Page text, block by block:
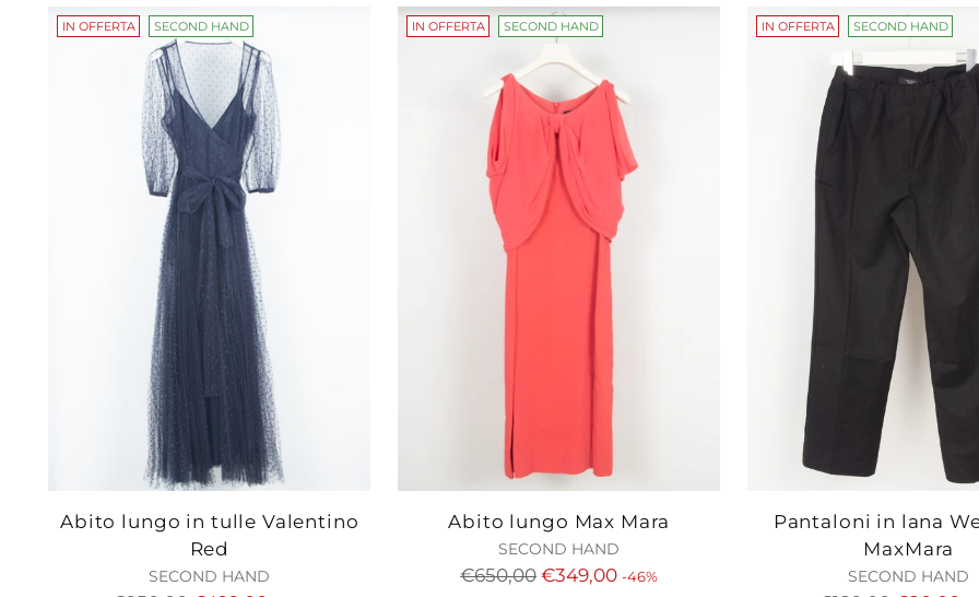
IN OFFERTA SECOND HAND
Abito lungo in tulle Valentino
Red
SECOND HAND
IN OFFERTA SECOND HAND
Abito lungo Max Mara
SECOND HAND
Prezzo
€650,00 €349,00 -46%
IN OFFERTA SECOND HAND
Pantaloni in lana
MaxMara
SECOND HAND